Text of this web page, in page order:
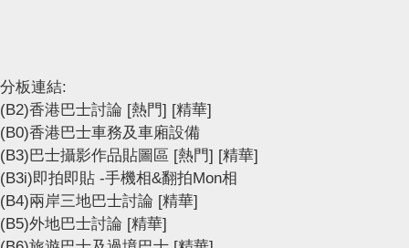
分板連結:
(B2)香港巴士討論 [熱門] [精華]
(B0)香港巴士車務及車廂設備
(B3)巴士攝影作品貼圖區 [熱門] [精華]
(B3i)即拍即貼 -手機相&翻拍Mon相
(B4)兩岸三地巴士討論 [精華]
(B5)外地巴士討論 [精華]